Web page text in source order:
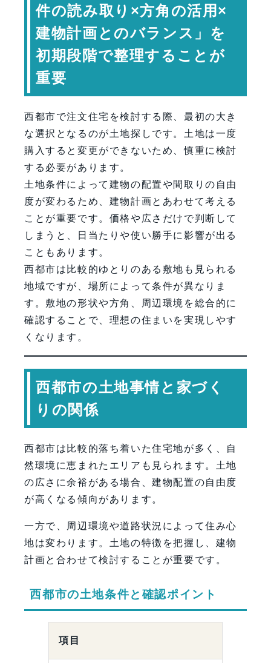
ト
土地検討時のチェックポイント
将来の暮らしも見据える
専門家コメント
まとめ：西都市で後悔しない土地選び
のために
FAQ（よくある質問）
【会社情報・お問い合わせ】
件の読み取り×方角の活用×
建物計画とのバランス」を
初期段階で整理することが
重要
西都市で注文住宅を検討する際、最初の大き
な選択となるのが土地探しです。土地は一度
購入すると変更ができないため、慎重に検討
する必要があります。
土地条件によって建物の配置や間取りの自由
度が変わるため、建物計画とあわせて考える
ことが重要です。価格や広さだけで判断して
しまうと、日当たりや使い勝手に影響が出る
こともあります。
西都市は比較的ゆとりのある敷地も見られる
地域ですが、場所によって条件が異なりま
す。敷地の形状や方角、周辺環境を総合的に
確認することで、理想の住まいを実現しやす
くなります。
西都市の土地事情と家づく
りの関係
西都市は比較的落ち着いた住宅地が多く、自
然環境に恵まれたエリアも見られます。土地
の広さに余裕がある場合、建物配置の自由度
が高くなる傾向があります。
一方で、周辺環境や道路状況によって住み心
地は変わります。土地の特徴を把握し、建物
計画と合わせて検討することが重要です。
西都市の土地条件と確認ポイント
項目